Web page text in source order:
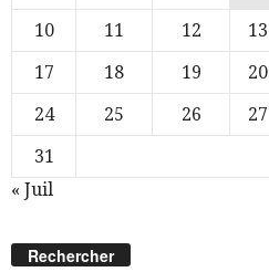
10
11 12 13
17
18 19 20
24
25 26 27
31
« Juil
Rechercher